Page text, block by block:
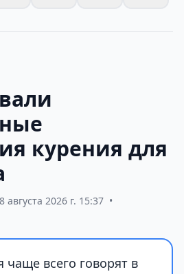
курения для
8 августа 2026 г. 15:37 •
чаще всего говорят в